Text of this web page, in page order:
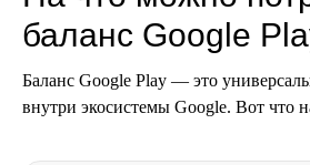
баланс Google
Баланс Google Play — это
внутри экосистемы Google. Вот что